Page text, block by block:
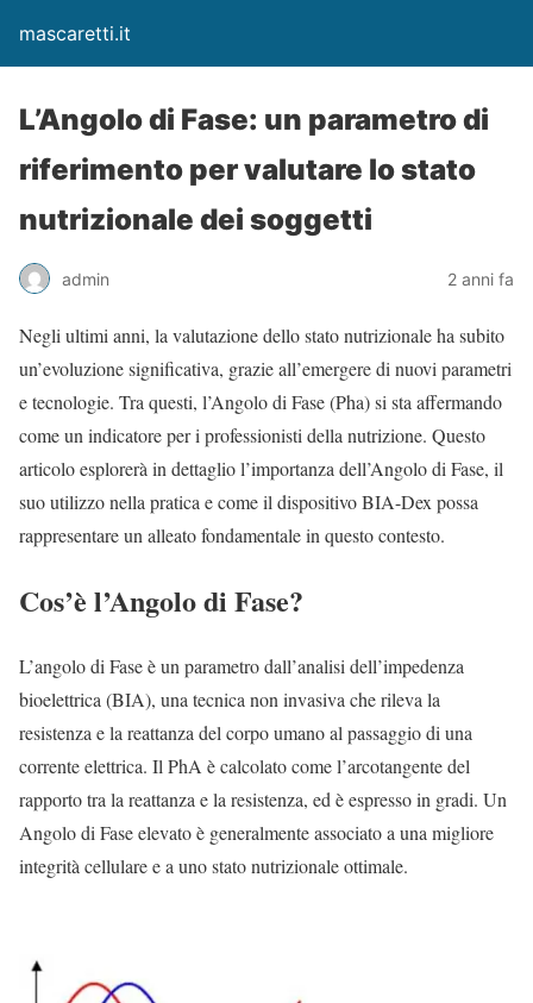
mascaretti.it
L’Angolo di Fase: un parametro di
riferimento per valutare lo stato
nutrizionale dei soggetti
admin 2 anni fa
Negli ultimi anni, la valutazione dello stato nutrizionale ha subito
un’evoluzione significativa, grazie all’emergere di nuovi parametri
e tecnologie. Tra questi, l’Angolo di Fase (Pha) si sta affermando
come un indicatore per i professionisti della nutrizione. Questo
articolo esplorerà in dettaglio l’importanza dell’Angolo di Fase, il
suo utilizzo nella pratica e come il dispositivo BIA-Dex possa
rappresentare un alleato fondamentale in questo contesto.
Cos’è l’Angolo di Fase?
L’angolo di Fase è un parametro dall’analisi dell’impedenza
bioelettrica (BIA), una tecnica non invasiva che rileva la
resistenza e la reattanza del corpo umano al passaggio di una
corrente elettrica. Il PhA è calcolato come l’arcotangente del
rapporto tra la reattanza e la resistenza, ed è espresso in gradi. Un
Angolo di Fase elevato è generalmente associato a una migliore
integrità cellulare e a uno stato nutrizionale ottimale.